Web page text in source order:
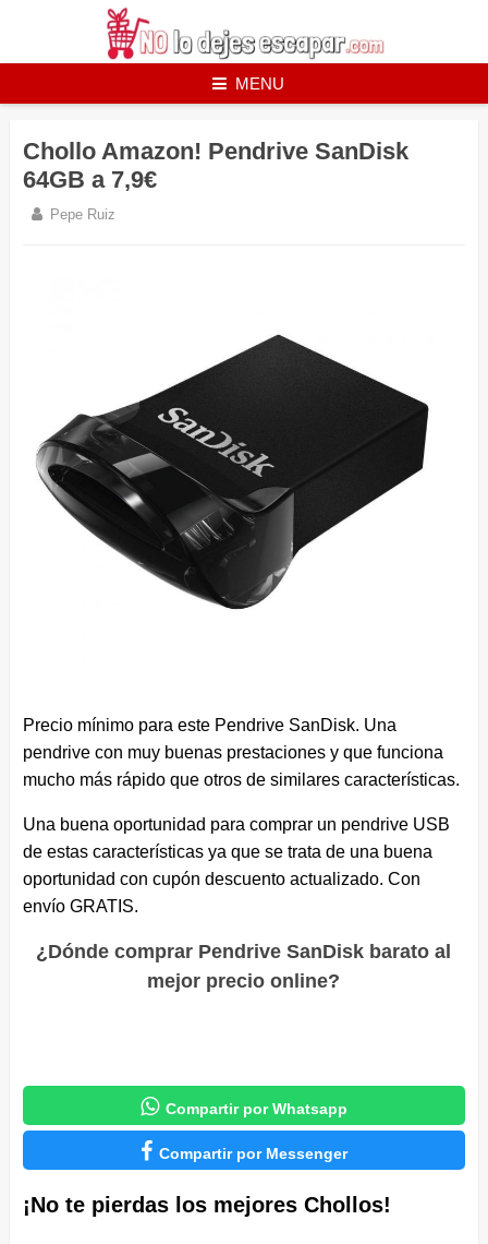
MENU
Chollo Amazon! Pendrive SanDisk
64GB a 7,9€
Pepe Ruiz
Precio mínimo para este Pendrive SanDisk. Una
pendrive con muy buenas prestaciones y que funciona
mucho más rápido que otros de similares características.
Una buena oportunidad para comprar un pendrive USB
de estas características ya que se trata de una buena
oportunidad con cupón descuento actualizado. Con
envío GRATIS.
¿Dónde comprar Pendrive SanDisk barato al
mejor precio online?
 Compartir por Whatsapp
 Compartir por Messenger
¡No te pierdas los mejores Chollos!